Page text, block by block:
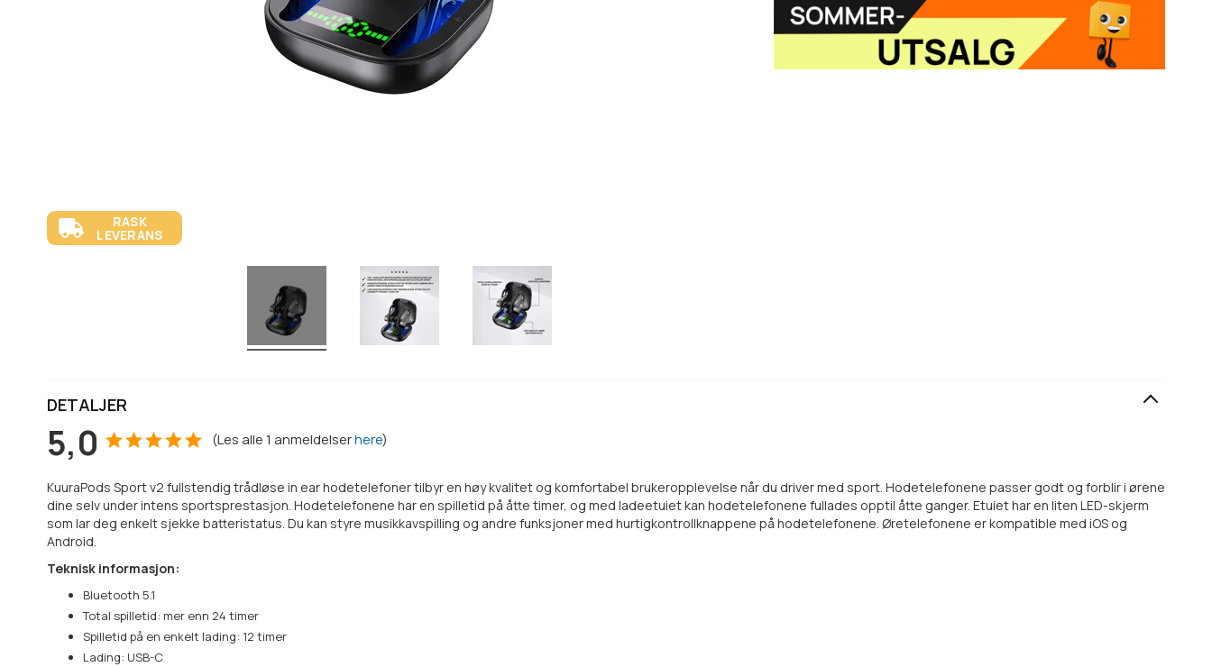
RASK
LEVERANS
DETALJER
5,0 (Les alle1 anmeldelserhere)
KuuraPods Sport v2 fullstendig trådløse in ear hodetelefoner tilbyr en høy kvalitet og komfortabel brukeropplevelse når du driver med sport. Hodetelefonene passer godt og forblir i ørene
dine selv under intens sportsprestasjon. Hodetelefonene har en spilletid på åtte timer, og med ladeetuiet kan hodetelefonene fullades opptil åtte ganger. Etuiet har en liten LED-skjerm
som lar deg enkelt sjekke batteristatus. Du kan styre musikkavspilling og andre funksjoner med hurtigkontrollknappene på hodetelefonene. Øretelefonene er kompatible med iOS og
Android.
Teknisk informasjon:
Bluetooth 5.1
Total spilletid: mer enn 24 timer
Spilletid på en enkelt lading: 12 timer
Lading: USB-C